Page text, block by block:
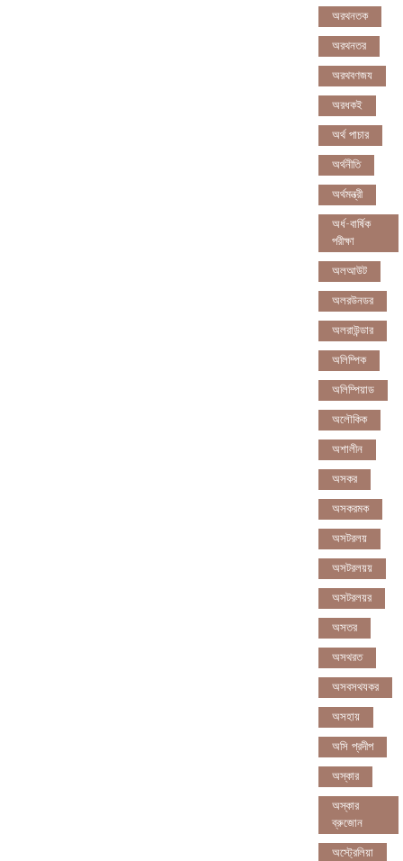
অরথনতক
অরথনতর
অরথবণজয
অরধকই
অর্থ পাচার
অর্থনীতি
অর্থমন্ত্রী
অর্ধ-বার্ষিক
পরীক্ষা
অলআউট
অলরউনডর
অলরাউন্ডার
অলিম্পিক
অলিম্পিয়াড
অলৌকিক
অশালীন
অসকর
অসকরমক
অসটরলয়
অসটরলয়য়
অসটরলয়র
অসতর
অসথরত
অসবসথযকর
অসহায়
অসি প্রদীপ
অস্কার
অস্কার
ব্রুজোন
অস্ট্রেলিয়া